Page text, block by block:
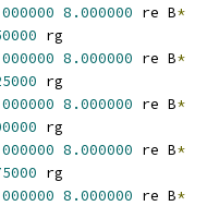
8.000000 re B*
rg
8.000000 re B*
rg
8.000000 re B*
rg
8.000000 re B*
rg
8.000000 re B*